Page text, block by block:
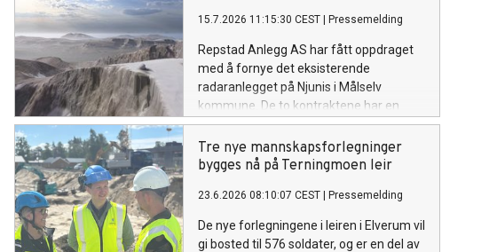
15.7.2026 11:15:30 CEST Pressemelding
Repstad Anlegg AS har fått oppdraget
med å fornye det eksisterende
radaranlegget på Njunis i Målselv
kommune. De to kontraktene har en
samlet verdi på 244 millioner kroner,
eksl. mva.
Tre nye mannskapsforlegninger
bygges nå på Terningmoen leir
23.6.2026 08:10:07 CEST Pressemelding
De nye forlegningene i leiren i Elverum vil
gi bosted til 576 soldater, og er en del av